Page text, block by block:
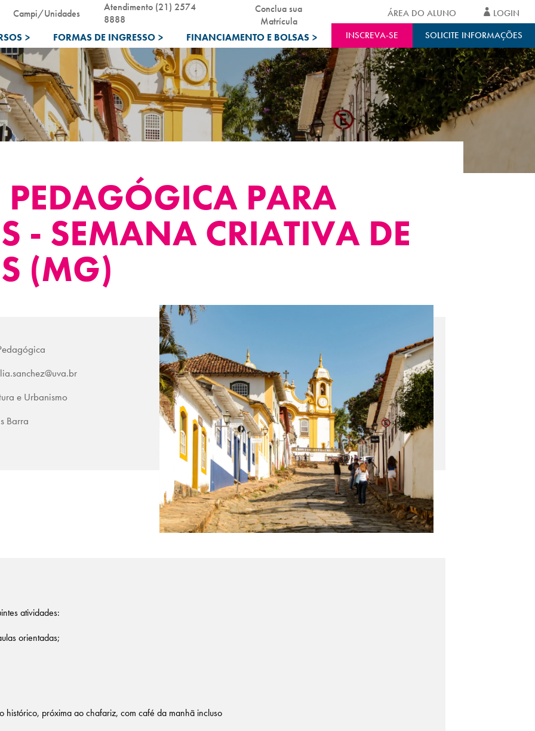
> FORMAS DE INGRESSO > FINANCIAMENTO E BOLSAS >
Campi/Unidades
Atendimento (21) 2574
8888
Conclua sua
Matrícula
INSCREVA-SE SOLICITE INFORMAÇÕES
ÁREA DO ALUNO LOGIN
PARA
- SEMANA CRIATIVA DE
(MG)
e Urbanismo
Barra
atividades:
orientadas;
histórico, próxima ao chafariz, com café da manhã incluso